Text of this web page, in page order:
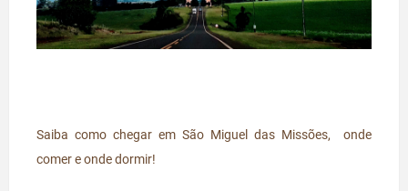
Saiba como chegar em São Miguel das Missões, onde
comer e onde dormir!